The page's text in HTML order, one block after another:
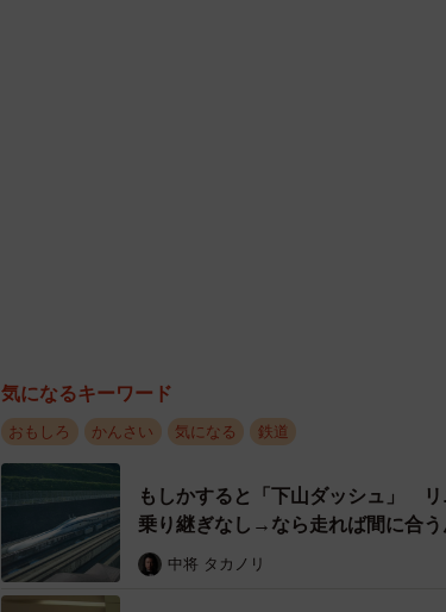
気になるキーワード
おもしろ かんさい 気になる 鉄道
もしかすると「下山ダッシュ」
乗り継ぎなし→なら走れば間に合
中将 タカノリ